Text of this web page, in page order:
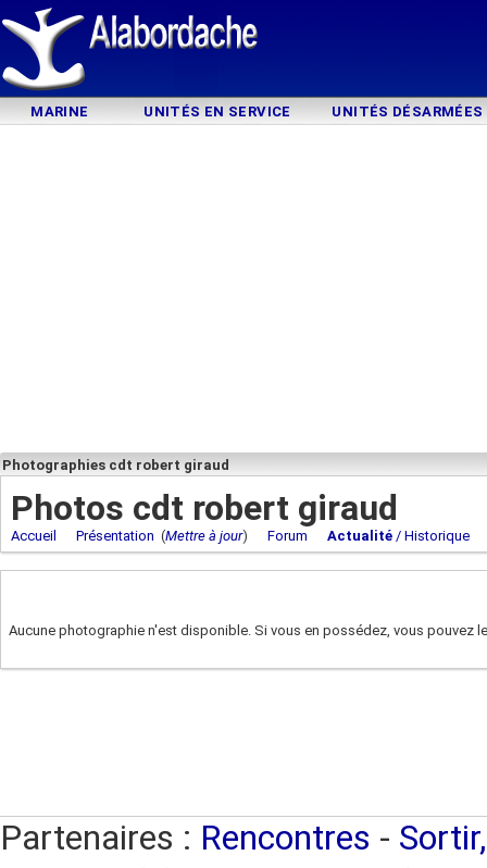
MARINE UNITÉS EN SERVICE UNITÉS DÉSARMÉES
Photographies cdt robert giraud
Photos cdt robert giraud
Accueil Présentation (Mettre à jour) Forum Actualité / Historique
Aucune photographie n'est disponible. Si vous en possédez, vous pouvez
Partenaires : Rencontres -